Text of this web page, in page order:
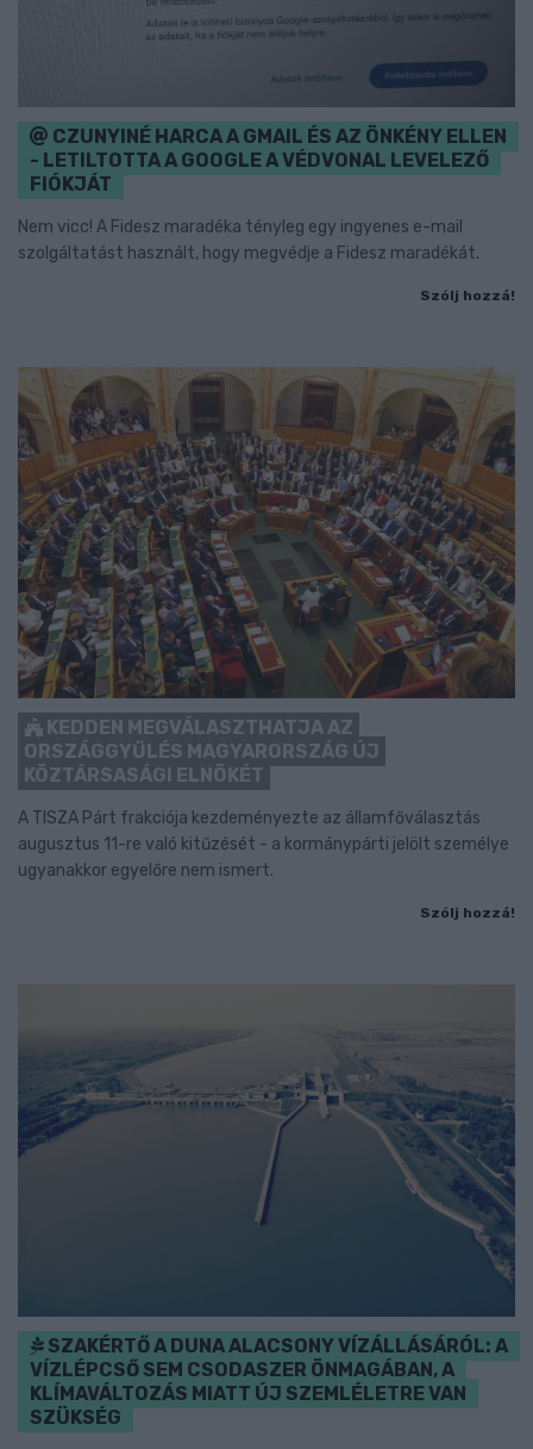
CZUNYINÉ HARCA A GMAIL ÉS AZ ÖNKÉNY ELLEN
- LETILTOTTA A GOOGLE A VÉDVONAL LEVELEZŐ
FIÓKJÁT
Nem vicc! A Fidesz maradéka tényleg egy ingyenes e-mail
szolgáltatást használt, hogy megvédje a Fidesz maradékát.
Szólj hozzá!
KEDDEN MEGVÁLASZTHATJA AZ
ORSZÁGGYŰLÉS MAGYARORSZÁG ÚJ
KÖZTÁRSASÁGI ELNÖKÉT
A TISZA Párt frakciója kezdeményezte az államfőválasztás
augusztus 11-re való kitűzését - a kormánypárti jelölt személye
ugyanakkor egyelőre nem ismert.
Szólj hozzá!
SZAKÉRTŐ A DUNA ALACSONY VÍZÁLLÁSÁRÓL: A
VÍZLÉPCSŐ SEM CSODASZER ÖNMAGÁBAN, A
KLÍMAVÁLTOZÁS MIATT ÚJ SZEMLÉLETRE VAN
SZÜKSÉG